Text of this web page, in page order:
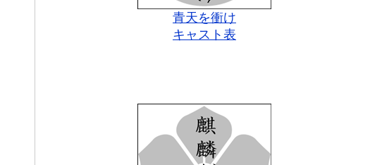
青天を衝け
キャスト表